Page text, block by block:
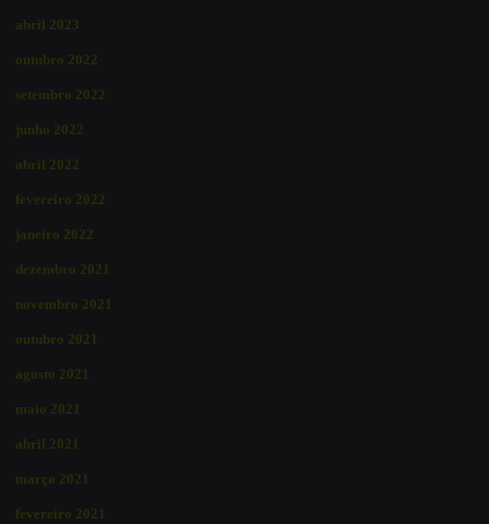
abril 2023
outubro 2022
setembro 2022
junho 2022
abril 2022
fevereiro 2022
janeiro 2022
dezembro 2021
novembro 2021
outubro 2021
agosto 2021
maio 2021
abril 2021
março 2021
fevereiro 2021